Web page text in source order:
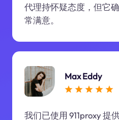
代理持怀疑态度，但它
常满意。
Max Eddy
我们已使用 911proxy 提